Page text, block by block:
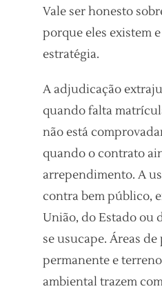
Vale ser honesto
porque eles existem
estratégia.
A adjudicação
quando falta
não está
quando o contrato
arrependimento. A
contra bem público,
União, do Estado ou
se usucape. Áreas
permanente e
ambiental trazem